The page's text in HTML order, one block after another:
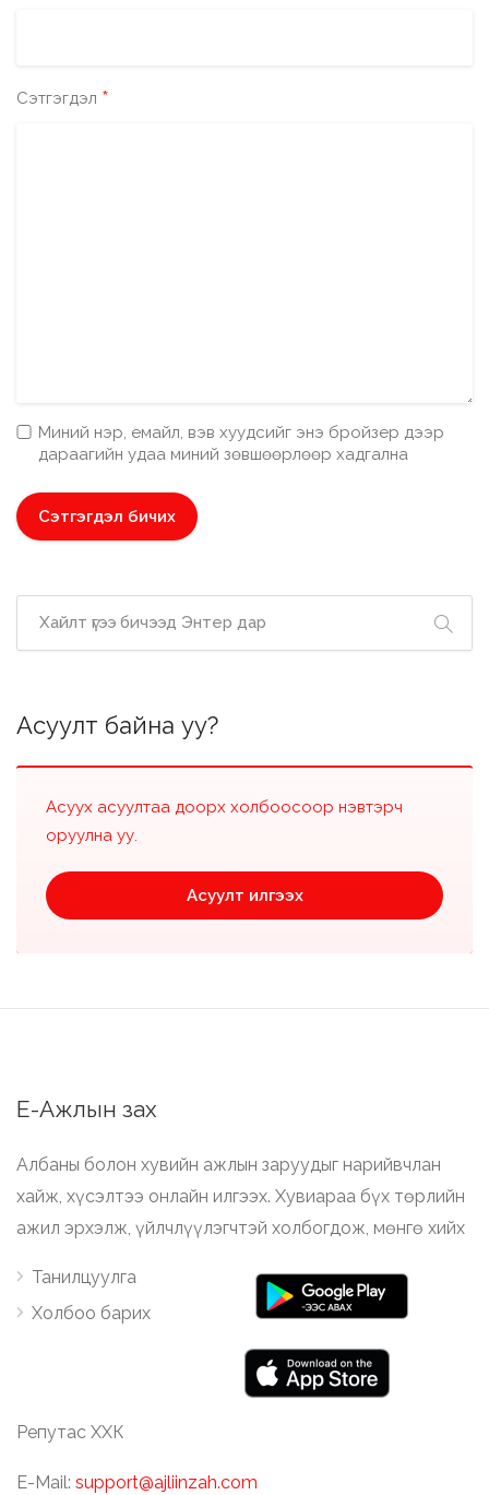
Сэтгэгдэл *
Миний нэр, емайл, вэв хуудсийг энэ бройзер дээр
дараагийн удаа миний зөвшөөрлөөр хадгална
Асуулт байна уу?
Асуух асуултаа доорх холбоосоор нэвтэрч
оруулна уу.
Асуулт илгээх
Е-Ажлын зах
Албаны болон хувийн ажлын заруудыг нарийвчлан
хайж, хүсэлтээ онлайн илгээх. Хувиараа бүх төрлийн
ажил эрхэлж, үйлчлүүлэгчтэй холбогдож, мөнгө хийх
Танилцуулга
Холбоо барих
Репутас ХХК
E-Mail: support@ajliinzah.com